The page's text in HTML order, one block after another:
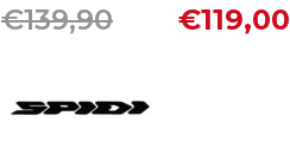
€139,90 €119,00